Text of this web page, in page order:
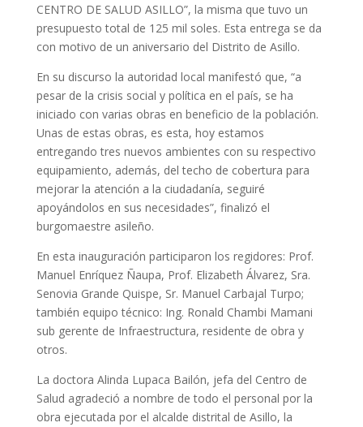
CENTRO DE SALUD ASILLO”, la misma que tuvo un
presupuesto total de 125 mil soles. Esta entrega se da
con motivo de un aniversario del Distrito de Asillo.
En su discurso la autoridad local manifestó que, “a
pesar de la crisis social y política en el país, se ha
iniciado con varias obras en beneficio de la población.
Unas de estas obras, es esta, hoy estamos
entregando tres nuevos ambientes con su respectivo
equipamiento, además, del techo de cobertura para
mejorar la atención a la ciudadanía, seguiré
apoyándolos en sus necesidades”, finalizó el
burgomaestre asileño.
En esta inauguración participaron los regidores: Prof.
Manuel Enríquez Ñaupa, Prof. Elizabeth Álvarez, Sra.
Senovia Grande Quispe, Sr. Manuel Carbajal Turpo;
también equipo técnico: Ing. Ronald Chambi Mamani
sub gerente de Infraestructura, residente de obra y
otros.
La doctora Alinda Lupaca Bailón, jefa del Centro de
Salud agradeció a nombre de todo el personal por la
obra ejecutada por el alcalde distrital de Asillo, la